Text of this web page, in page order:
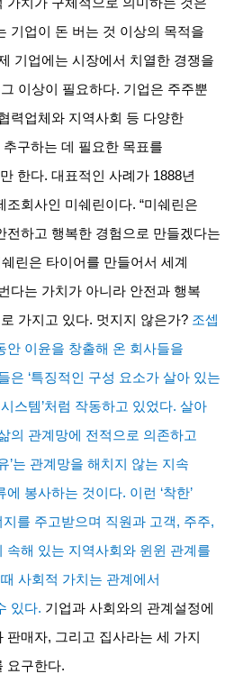
기업이 돈 버는 것 이상의 목적을
기업에는 시장에서 치열한 경쟁을
그 이상이 필요하다. 기업은 주주뿐
력업체와 지역사회 등 다양한
구하는 데 필요한 목표를
한다.대표적인 사례가 1888년
조회사인 미쉐린이다. “미쉐린은
전하고 행복한 경험으로 만들겠다는
린은 타이어를 만들어서 세계
다는 가치가 아니라 안전과 행복
로 가지고 있다. 멋지지 않은가? 조셉
안 이윤을 창출해 온 회사들을
은 ‘특징적인 구성 요소가 살아 있는
스템’처럼 작동하고 있었다.살아
의 관계망에 전적으로 의존하고
’는 관계망을 해치지 않는 지속
에 봉사하는 것이다. 이런 ‘착한’
를 주고받으며 직원과 고객, 주주,
속해 있는 지역사회와 윈윈 관계를
사회적 가치는 관계에서
있다. 기업과 사회와의 관계설정에
판매자, 그리고 집사라는 세 가지
요구한다.